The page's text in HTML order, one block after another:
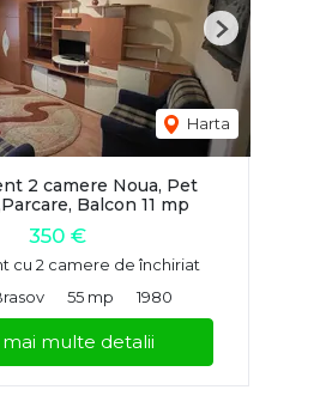
Harta
Next
2 camere Noua, Pet
Balcon 11 mp
350 €
cu 2 camere de închiriat
55 mp 1980
mai multe detalii